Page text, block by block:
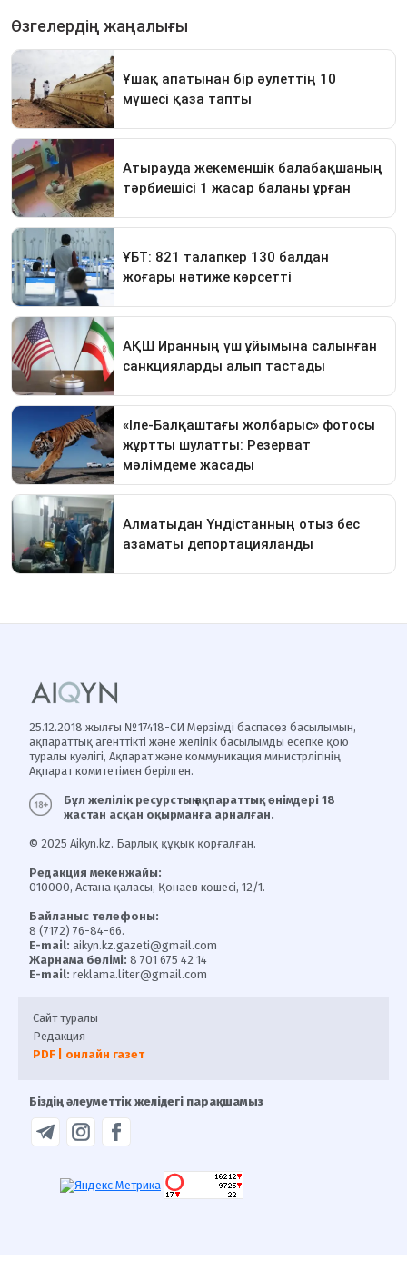
25.12.2018 жылғы №17418-СИ Мерзімді баспасөз басылымын,
ақпараттық агенттікті және желілік басылымды есепке қою
туралы куәлігі, Ақпарат және коммуникация министрлігінің
Ақпарат комитетімен берілген.
Бұл желілік ресурстың ақпараттық өнімдері 18
жастан асқан оқырманға арналған.
© 2025 Aikyn.kz. Барлық құқық қорғалған.
Редакция мекенжайы:
010000, Астана қаласы, Қонаев көшесі, 12/1.
Байланыс телефоны:
8 (7172) 76-84-66.
E-mail: aikyn.kz.gazeti@gmail.com
Жарнама бөлімі: 8 701 675 42 14
E-mail: reklama.liter@gmail.com
Сайт туралы
Редакция
PDF | онлайн газет
Біздің әлеуметтік желідегі парақшамыз